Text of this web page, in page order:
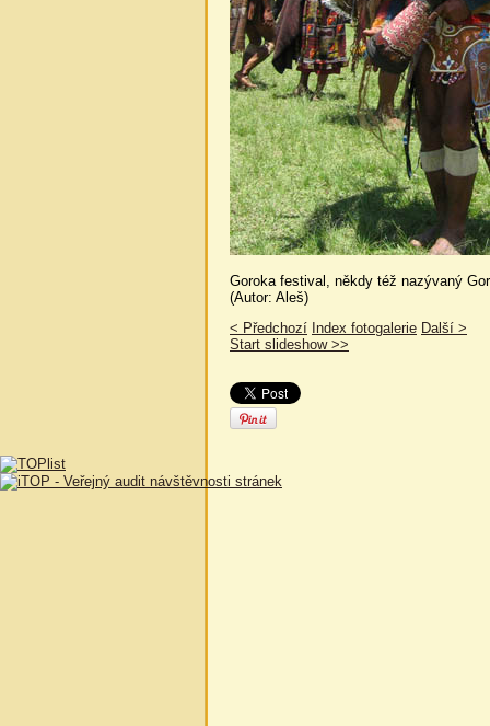
Goroka festival, někdy též nazývaný
(Autor: Aleš)
< Předchozí Index fotogalerie Další >
Start slideshow >>